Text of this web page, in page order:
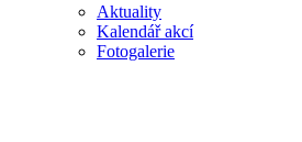
Aktuality
Kalendář akcí
Fotogalerie